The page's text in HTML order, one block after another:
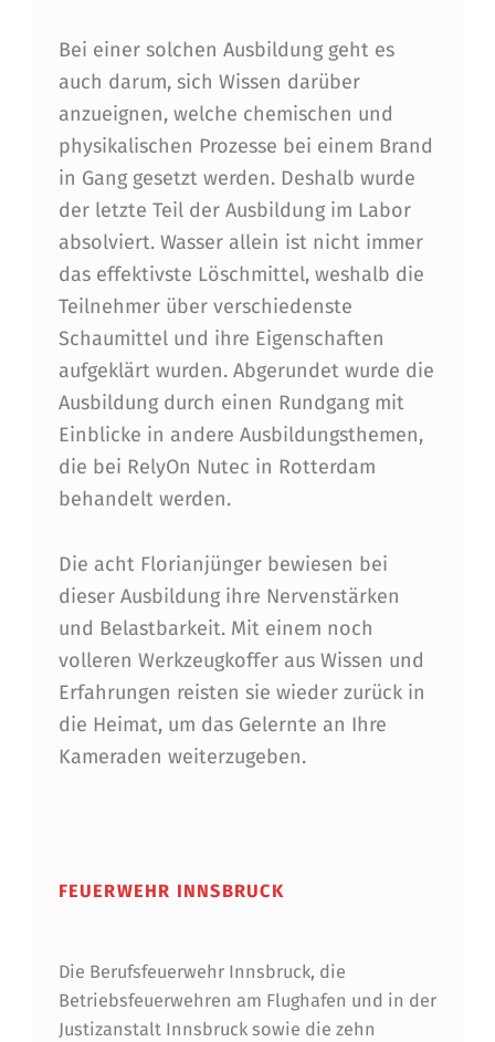
Bei einer solchen Ausbildung geht es
auch darum, sich Wissen darüber
anzueignen, welche chemischen und
physikalischen Prozesse bei einem Brand
in Gang gesetzt werden. Deshalb wurde
der letzte Teil der Ausbildung im Labor
absolviert. Wasser allein ist nicht immer
das effektivste Löschmittel, weshalb die
Teilnehmer über verschiedenste
Schaumittel und ihre Eigenschaften
aufgeklärt wurden. Abgerundet wurde die
Ausbildung durch einen Rundgang mit
Einblicke in andere Ausbildungsthemen,
die bei RelyOn Nutec in Rotterdam
behandelt werden.
Die acht Florianjünger bewiesen bei
dieser Ausbildung ihre Nervenstärken
und Belastbarkeit. Mit einem noch
volleren Werkzeugkoffer aus Wissen und
Erfahrungen reisten sie wieder zurück in
die Heimat, um das Gelernte an Ihre
Kameraden weiterzugeben.
FEUERWEHR INNSBRUCK
Die Berufsfeuerwehr Innsbruck, die
Betriebsfeuerwehren am Flughafen und in der
Justizanstalt Innsbruck sowie die zehn